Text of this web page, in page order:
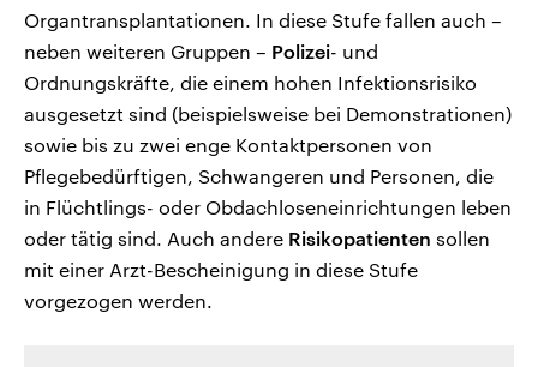
Organtransplantationen. In diese Stufe fallen auch –
neben weiteren Gruppen – Polizei- und
Ordnungskräfte, die einem hohen Infektionsrisiko
ausgesetzt sind (beispielsweise bei Demonstrationen)
sowie bis zu zwei enge Kontaktpersonen von
Pflegebedürftigen, Schwangeren und Personen, die
in Flüchtlings- oder Obdachloseneinrichtungen leben
oder tätig sind. Auch andere Risikopatienten sollen
mit einer Arzt-Bescheinigung in diese Stufe
vorgezogen werden.